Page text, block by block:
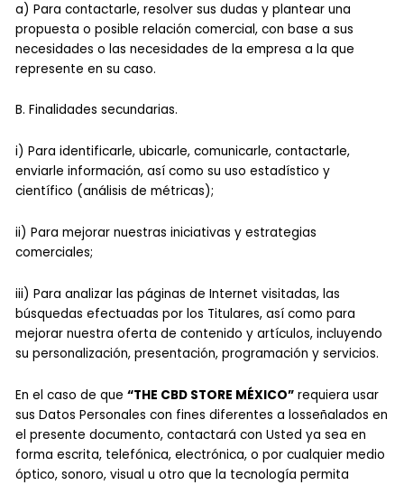
a) Para contactarle, resolver sus dudas y plantear una
propuesta o posible relación comercial, con base a sus
necesidades o las necesidades de la empresa a la que
represente en su caso.
B. Finalidades secundarias.
i) Para identificarle, ubicarle, comunicarle, contactarle,
enviarle información, así como su uso estadístico y
científico (análisis de métricas);
ii) Para mejorar nuestras iniciativas y estrategias
comerciales;
iii) Para analizar las páginas de Internet visitadas, las
búsquedas efectuadas por los Titulares, así como para
mejorar nuestra oferta de contenido y artículos, incluyendo
su personalización, presentación, programación y servicios.
En el caso de que“THE CBD STORE MÉXICO” requiera usar
sus Datos Personales con fines diferentes a losseñalados en
el presente documento, contactará con Usted ya sea en
forma escrita, telefónica, electrónica, o por cualquier medio
óptico, sonoro, visual u otro que la tecnología permita